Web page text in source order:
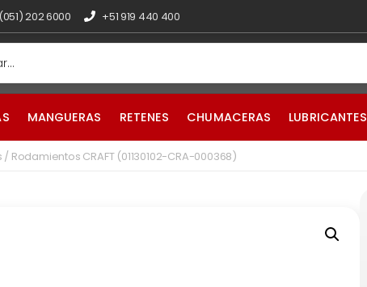
(051) 202 6000 +51 919 440 400
MANGUERAS RETENES CHUMACERAS LUBRICANTES
/ Rodamientos CRAFT (01130102-CRA-000368)